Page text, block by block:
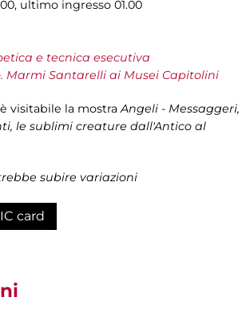
ultimo ingresso 01.00
e tecnica esecutiva
Marmi Santarelli ai Musei Capitolini
è visitabile la mostraAngeli - Messaggeri,
le sublimi creature dall'Antico al
subire variazioni
card